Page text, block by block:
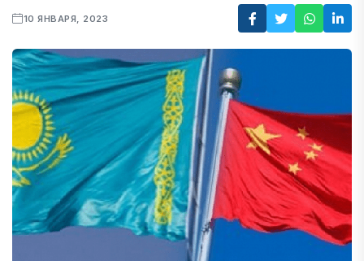
10 ЯНВАРЯ, 2023